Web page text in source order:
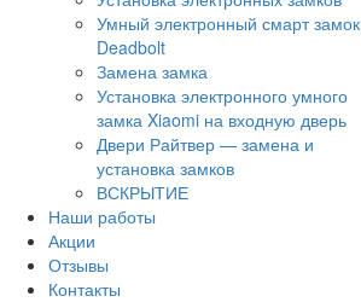
Умный электронный смарт замок
Deadbolt
Замена замка
Установка электронного умного
замка Xiaomi на входную дверь
Двери Райтвер — замена и
установка замков
ВСКРЫТИЕ
Наши работы
Акции
Отзывы
Контакты